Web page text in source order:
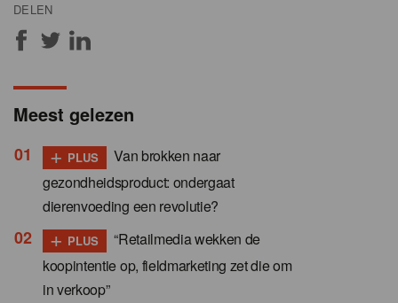
DELEN
Meest gelezen
+ PLUS
Van brokken naar
gezondheidsproduct: ondergaat
dierenvoeding een revolutie?
+ PLUS
“Retailmedia wekken de
koopintentie op, fieldmarketing zet die om
in verkoop”